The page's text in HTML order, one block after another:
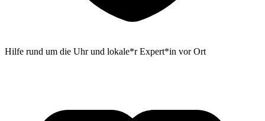
Hilfe rund um die Uhr und lokale*r Expert*in vor Ort